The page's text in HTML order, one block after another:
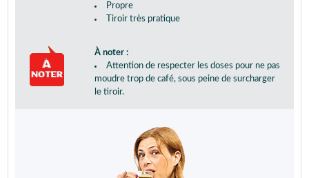
Propre
Tiroir très pratique
À noter :
Attention de respecter les doses pour ne pas
moudre trop de café, sous peine de surcharger
le tiroir.